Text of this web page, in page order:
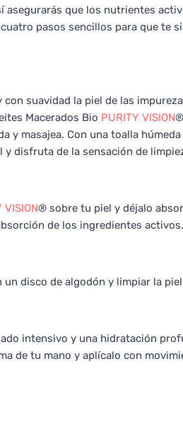
asegurarás que los nutrientes
pasos sencillos para que te
suavidad la piel de las
Macerados Bio PURITY VISION
y masajea. Con una toalla
y disfruta de la sensación de
VISION® sobre tu piel y déjalo
de los ingredientes activos.
disco de algodón y limpiar la
intensivo y una hidratación
de tu mano y aplícalo con